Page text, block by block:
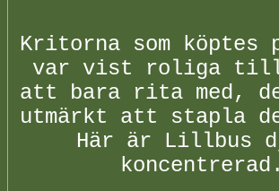
Kritorna som köptes
var vist roliga till
att bara rita med,
utmärkt att stapla
Här är Lillbus
koncentrerad.